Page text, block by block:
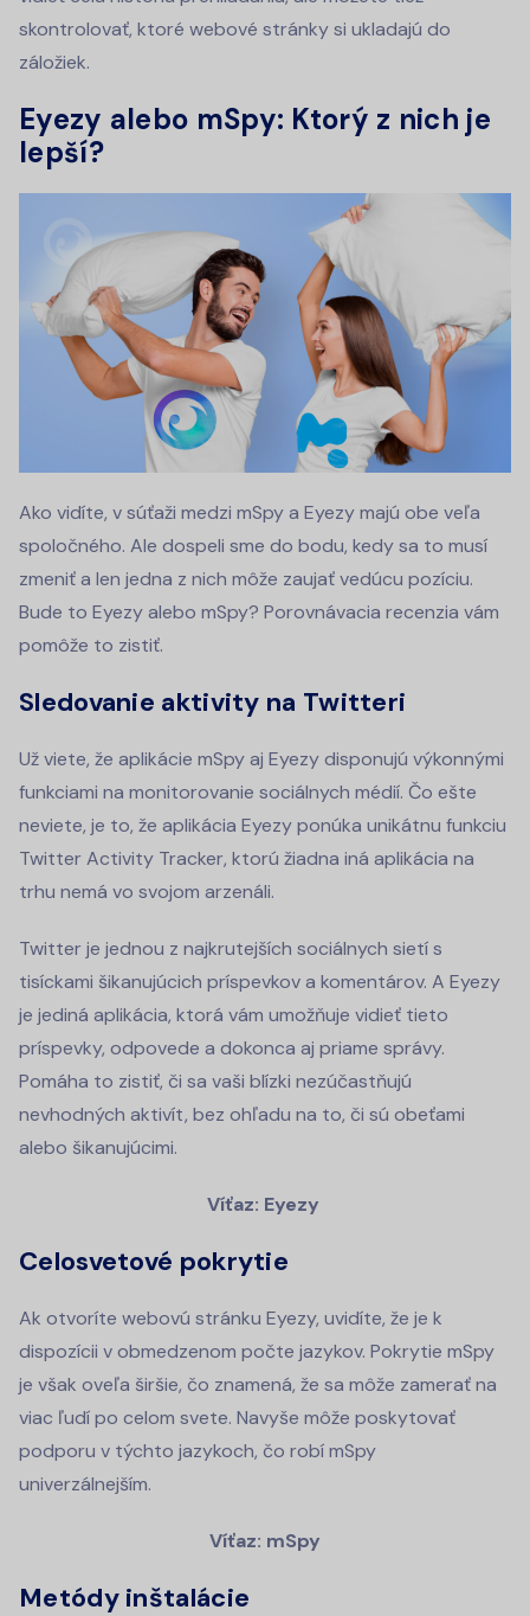
skontrolovať, ktoré webové stránky si ukladajú do
záložiek.
Eyezy alebo mSpy: Ktorý z nich je
lepší?
Ako vidíte, v súťaži medzi mSpy a Eyezy majú obe veľa
spoločného. Ale dospeli sme do bodu, kedy sa to musí
zmeniť a len jedna z nich môže zaujať vedúcu pozíciu.
Bude to Eyezy alebo mSpy? Porovnávacia recenzia vám
pomôže to zistiť.
Sledovanie aktivity na Twitteri
Už viete, že aplikácie mSpy aj Eyezy disponujú výkonnými
funkciami na monitorovanie sociálnych médií. Čo ešte
neviete, je to, že aplikácia Eyezy ponúka unikátnu funkciu
Twitter Activity Tracker, ktorú žiadna iná aplikácia na
trhu nemá vo svojom arzenáli.
Twitter je jednou z najkrutejších sociálnych sietí s
tisíckami šikanujúcich príspevkov a komentárov. A Eyezy
je jediná aplikácia, ktorá vám umožňuje vidieť tieto
príspevky, odpovede a dokonca aj priame správy.
Pomáha to zistiť, či sa vaši blízki nezúčastňujú
nevhodných aktivít, bez ohľadu na to, či sú obeťami
alebo šikanujúcimi.
Víťaz: Eyezy
Celosvetové pokrytie
Ak otvoríte webovú stránku Eyezy, uvidíte, že je k
dispozícii v obmedzenom počte jazykov. Pokrytie mSpy
je však oveľa širšie, čo znamená, že sa môže zamerať na
viac ľudí po celom svete. Navyše môže poskytovať
podporu v týchto jazykoch, čo robí mSpy
univerzálnejším.
Víťaz: mSpy
Metódy inštalácie